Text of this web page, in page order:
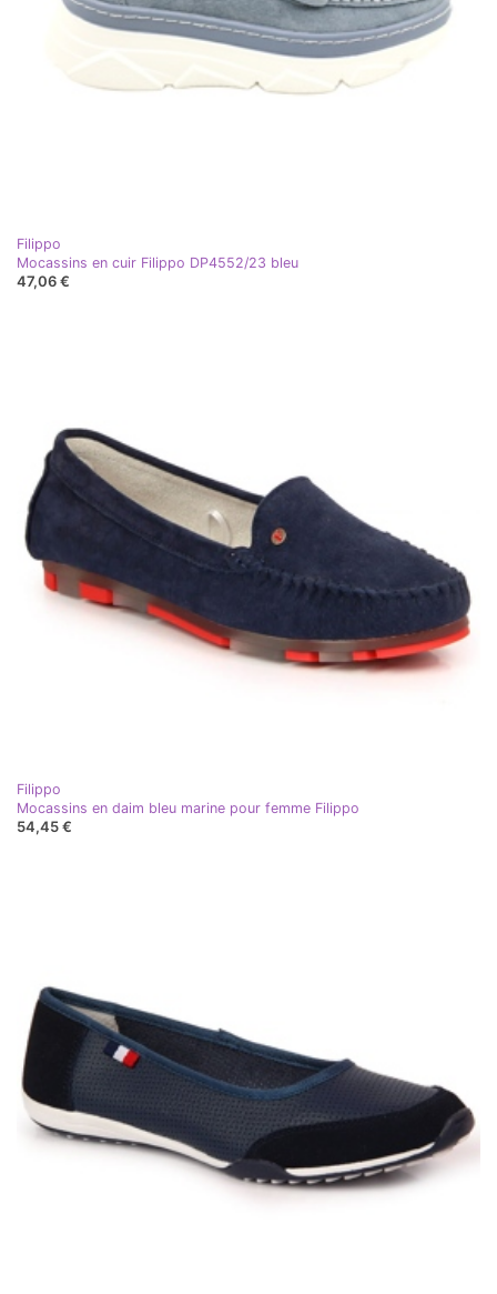
Filippo
Mocassins en cuir Filippo DP4552/23 bleu
47,06 €
Filippo
Mocassins en daim bleu marine pour femme Filippo
54,45 €